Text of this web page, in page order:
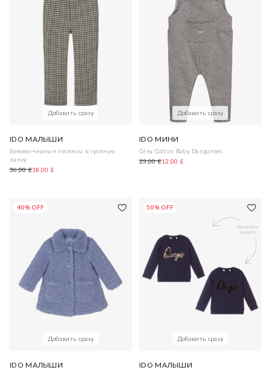
Добавить сразу
IDO МАЛЫШИ
Бежево-черные легинсы в гусиную
лапку
36,00 £18,00 £
Добавить сразу
IDO МИНИ
Grey Cotton Baby Dungarees
23,00 £12,00 £
40% OFF
Добавить сразу
IDO МАЛЫШИ
50% OFF
Добавить сразу
IDO МАЛЫШИ